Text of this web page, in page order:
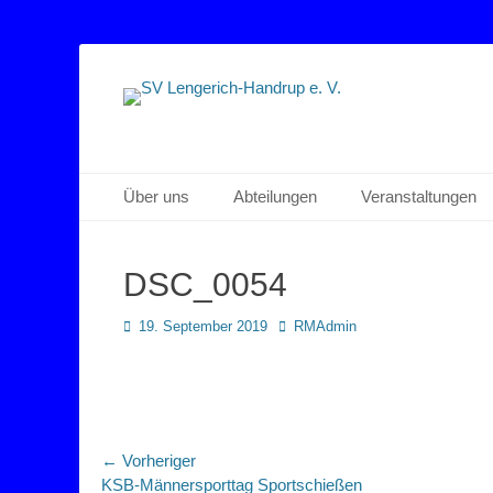
SV Lengerich-
Sportverein Lengerich Handrup
Primäres Menü
Zum
Inhalt
Über uns Abteilungen Veranstaltungen
DSC_0054
Posted
19. September 2019 AutorRMAdmin
Beitragsnavigation
← Vorheriger
Vorheriger
KSB-Männersporttag Sportschießen